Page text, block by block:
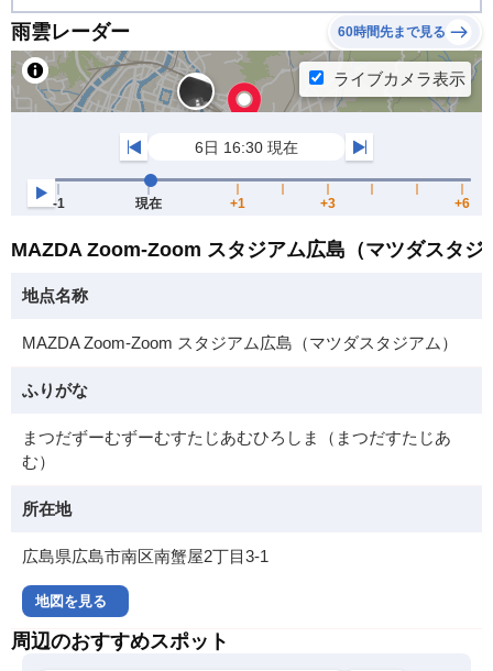
雨雲レーダー 60時間先まで見る
MAZDA Zoom-Zoom スタジアム広島（マツダスタジ
地点名称
MAZDA Zoom-Zoom スタジアム広島（マツダスタジアム）
ふりがな
まつだずーむずーむすたじあむひろしま（まつだすたじあ
む）
所在地
広島県広島市南区南蟹屋2丁目3-1
地図を見る
周辺のおすすめスポット